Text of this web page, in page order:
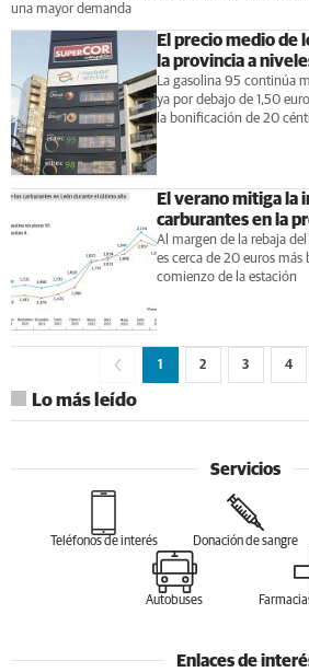
una mayor demanda
El precio medio de
la provincia a
La gasolina 95 continúa
ya por debajo de 1,50
la bonificación de 20
El verano mitiga la
carburantes en la
Al margen de la rebaja
es cerca de 20 euros más
comienzo de la estación
1 2 3 4
Lo más leído
Servicios
Teléfonos de interés Donación de sangre
Autobuses
Enlaces de